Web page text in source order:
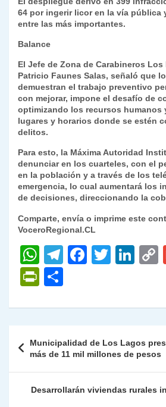
64 por ingerir licor en la vía pública
entre las más importantes.
Balance
El Jefe de Zona de Carabineros Los
Patricio Faunes Salas, señaló que
demuestran el trabajo preventivo
con mejorar, impone el desafío de
optimizando los recursos humanos
lugares y horarios donde se estén
delitos.
Para esto, la Máxima Autoridad
denunciar en los cuarteles, con el
en la población y a través de los
emergencia, lo cual aumentará los
de decisiones, direccionando la
Comparte, envía o imprime este
VoceroRegional.CL
W
h
at
s
p
p
T
gr
m
F
e
o
o
k
T
er
Li
e
n
P
nt
Fr
ie
n
dl
m
p
ar
tir
de
entradas
Municipalidad de Los Lagos
más de 11 mil millones de pesos
Desarrollarán viviendas rurales